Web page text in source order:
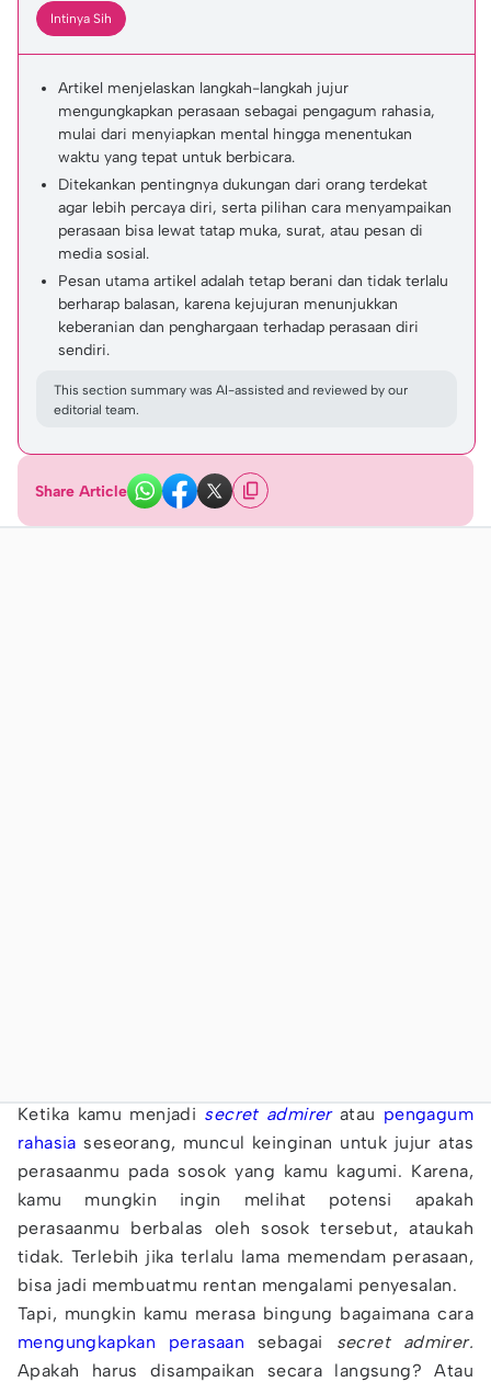
Intinya Sih
Artikel menjelaskan langkah-langkah jujur
mengungkapkan perasaan sebagai pengagum rahasia,
mulai dari menyiapkan mental hingga menentukan
waktu yang tepat untuk berbicara.
Ditekankan pentingnya dukungan dari orang terdekat
agar lebih percaya diri, serta pilihan cara menyampaikan
perasaan bisa lewat tatap muka, surat, atau pesan di
media sosial.
Pesan utama artikel adalah tetap berani dan tidak terlalu
berharap balasan, karena kejujuran menunjukkan
keberanian dan penghargaan terhadap perasaan diri
sendiri.
This section summary was AI-assisted and reviewed by our
editorial team.
Share Article
Ketika kamu menjadi secret admireratau pengagum
rahasia seseorang, muncul keinginan untuk jujur atas
perasaanmu pada sosok yang kamu kagumi. Karena,
kamu mungkin ingin melihat potensi apakah
perasaanmu berbalas oleh sosok tersebut, ataukah
tidak. Terlebih jika terlalu lama memendam perasaan,
bisa jadi membuatmu rentan mengalami penyesalan.
Tapi, mungkin kamu merasa bingung bagaimana cara
mengungkapkan perasaan sebagai secret admirer.
Apakah harus disampaikan secara langsung? Atau